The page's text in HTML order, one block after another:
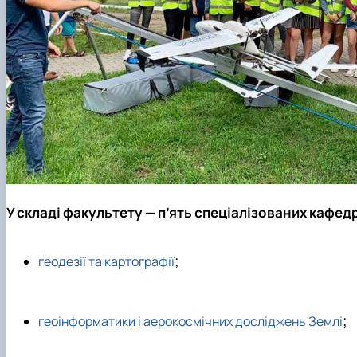
У складі факультету — п’ять спеціалізованих
геодезії та картографії;
геоінформатики і аерокосмічних досліджень Землі;